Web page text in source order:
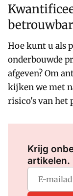
Hoe kunt u als
onderbouwde
afgeven? Om
kijken we met
risico's van het
Krijg
artikelen.